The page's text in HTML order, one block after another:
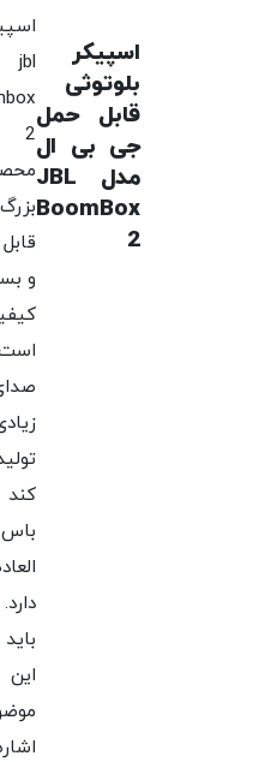
اسپیکر
بلوتوثی
قابل حمل
جی بی ال
مدل JBL
BoomBox
2
jbl
و
این